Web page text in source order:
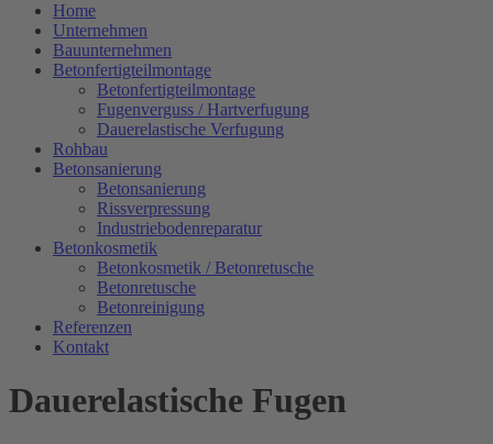
Home
Unternehmen
Bauunternehmen
Betonfertigteilmontage
Betonfertigteilmontage
Fugenverguss / Hartverfugung
Dauerelastische Verfugung
Rohbau
Betonsanierung
Betonsanierung
Rissverpressung
Industriebodenreparatur
Betonkosmetik
Betonkosmetik / Betonretusche
Betonretusche
Betonreinigung
Referenzen
Kontakt
Dauerelastische Fugen